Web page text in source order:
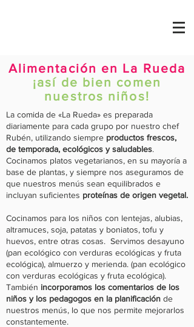
Alimentación en La Rueda
¡así de bien comen
nuestros niños!
La comida de «La Rueda» es preparada
diariamente para cada grupo por nuestro chef
Rubén, utilizando siempre productos frescos,
de temporada, ecológicos y saludables.
Cocinamos platos vegetarianos, en su mayoría a
base de plantas, y siempre nos aseguramos de
que nuestros menús sean equilibrados e
incluyan suficientes proteínas de origen vegetal.
Cocinamos para los niños con lentejas, alubias,
altramuces, soja, patatas y boniatos, tofu y
huevos, entre otras cosas. Servimos desayuno
(pan ecológico con verduras ecológicas y fruta
ecológica), almuerzo y merienda. (pan ecológico
con verduras ecológicas y fruta ecológica).
También incorporamos los comentarios de los
niños y los pedagogos en la planificación de
nuestros menús, lo que nos permite mejorarlos
constantemente.